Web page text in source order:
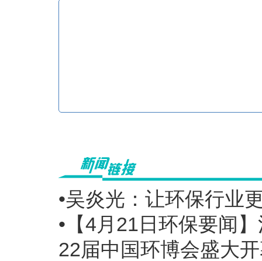
•吴炎光：让环保行
•【4月21日环保要闻
22届中国环博会盛大